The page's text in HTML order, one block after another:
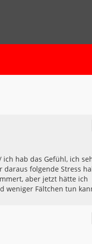
hab das Gefühl, ich
folgende Stress
aber jetzt hätte ich
weniger Fältchen tun